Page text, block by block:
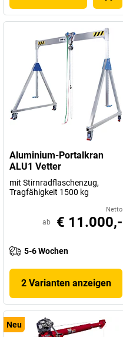
Aluminium-Portalkran
ALU1 Vetter
mit Stirnradflaschenzug,
Tragfähigkeit 1500 kg
Netto
ab € 11.000,-
5-6 Wochen
2 Varianten anzeigen
Neu